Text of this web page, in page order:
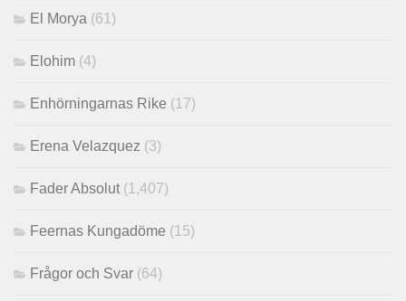
El Morya (61)
Elohim (4)
Enhörningarnas Rike (17)
Erena Velazquez (3)
Fader Absolut (1,407)
Feernas Kungadöme (15)
Frågor och Svar (64)